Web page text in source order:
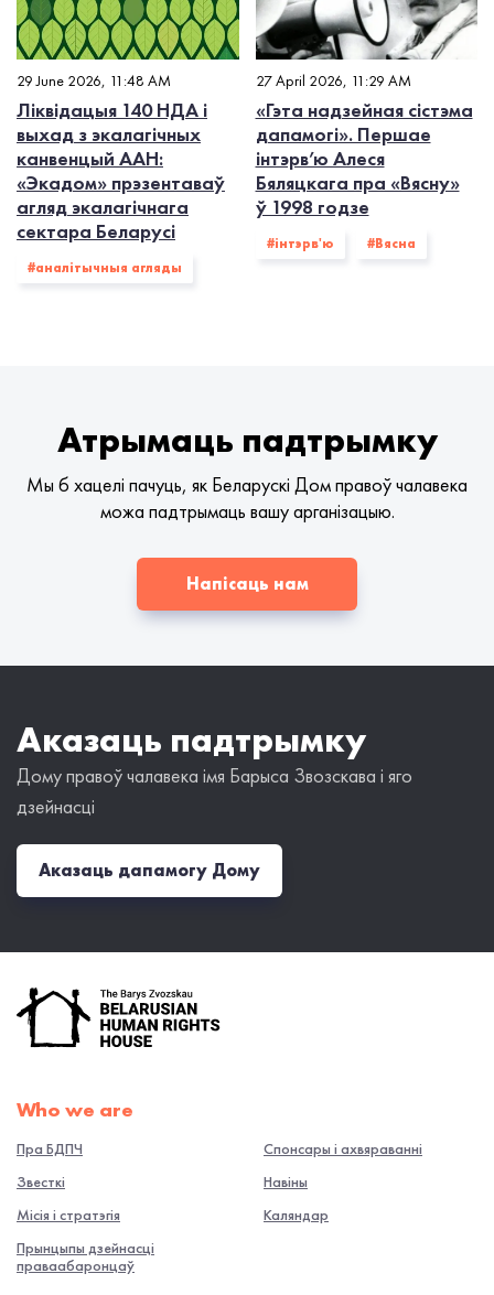
29 June 2026, 11:48 AM
Ліквідацыя 140 НДА і
выхад з экалагiчных
канвенцый ААН:
«Экадом» прэзентаваў
агляд экалагічнага
сектара Беларусі
#аналітычныя агляды
27 April 2026, 11:29 AM
«Гэта надзейная сістэма
дапамогі». Першае
інтэрв’ю Алеся
Бяляцкага пра «Вясну»
ў 1998 годзе
#інтэрв'ю #Вясна
Атрымаць падтрымку
Мы б хацелі пачуць, як Беларускі Дом правоў чалавека
можа падтрымаць вашу арганізацыю.
Напісаць нам
Аказаць падтрымку
Дому правоў чалавека імя Барыса Звозскава і яго
дзейнасці
Аказаць дапамогу Дому
Who we are
Пра БДПЧ
Звесткі
Місія і стратэгія
Прынцыпы дзейнасці
праваабаронцаў
Спонсары і ахвяраванні
Навiны
Каляндар